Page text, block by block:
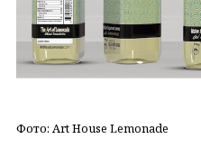
Фото: Art House Lemonade